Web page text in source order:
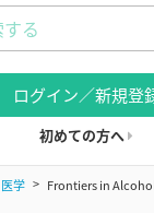
ログイン／新規登
初めての方へ
医学 Frontiers in